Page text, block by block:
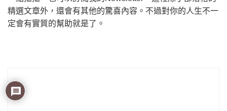
精選文章外，還會有其他的驚喜內容。不過對你的人生不一
定會有實質的幫助就是了。